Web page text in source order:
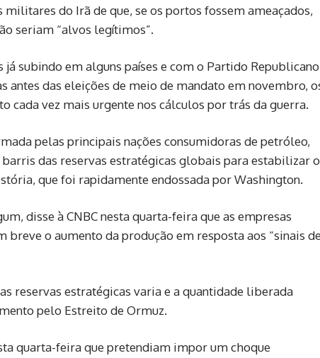
do Irã de que, se os portos fossem ameaçados,
seriam “alvos legítimos”.
subindo em alguns países e com o Partido Republicano
antes das eleições de meio de mandato em novembro,
cada vez mais urgente nos cálculos por trás da guerra.
pelas principais nações consumidoras de petróleo,
das reservas estratégicas globais para estabilizar
que foi rapidamente endossada por Washington.
disse à CNBC nesta quarta-feira que as empresas
o aumento da produção em resposta aos “sinais
reservas estratégicas varia e a ‌quantidade liberada
pelo Estreito de Ormuz.
quarta-feira que pretendiam impor um choque